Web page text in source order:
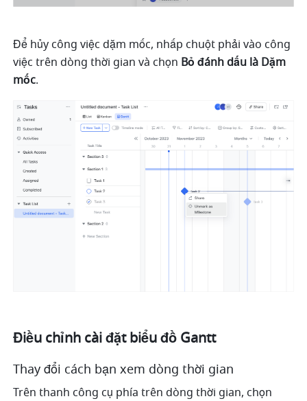
Để hủy công việc dặm mốc, nhấp chuột phải vào công
việc trên dòng thời gian và chọn Bỏ đánh dấu là Dặm
mốc.
Điều chỉnh cài đặt biểu đồ Gantt
Thay đổi cách bạn xem dòng thời gian